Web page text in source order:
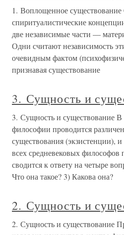
1. Воплощенное
спиритуалистические
две независимые части —
Одни считают независимость
очевидным фактом
признавая существование
3. Сущность и
3. Сущность и существование В
философии проводится
существования (экзистенции),
всех средневековых
сводится к ответу на четыре
Что она такое? 3) Какова она?
2. Сущность и
2. Сущность и существование